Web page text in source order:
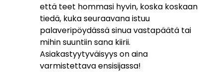
että teet hommasi hyvin, koska koskaan
tiedä, kuka seuraavana istuu
palaveripöydässä sinua vastapäätä tai
mihin suuntiin sana kiirii.
Asiakastyytyväisyys on aina
varmistettava ensisijassa!